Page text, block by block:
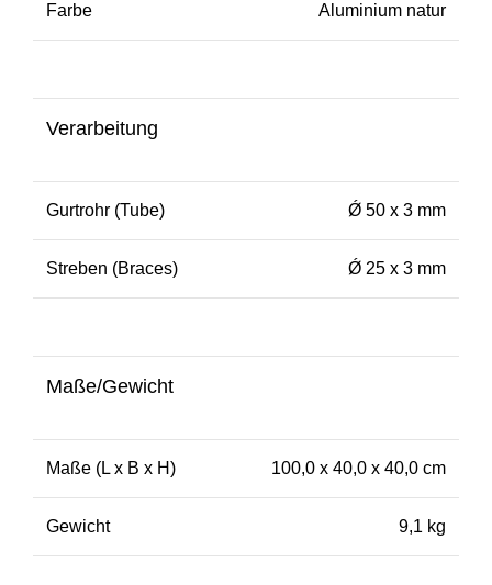
Farbe Aluminium natur
Verarbeitung
Gurtrohr (Tube) Ǿ 50 x 3 mm
Streben (Braces) Ǿ 25 x 3 mm
Maße/Gewicht
Maße (L x B x H) 100,0 x 40,0 x 40,0 cm
Gewicht 9,1 kg